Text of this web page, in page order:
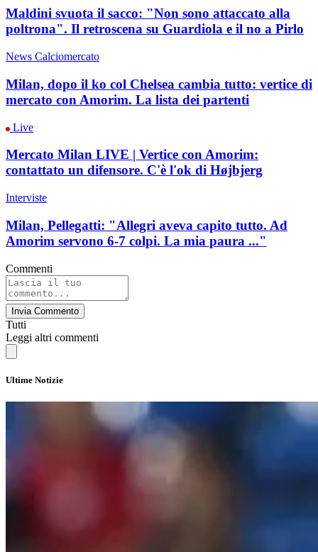
Maldini svuota il sacco: "Non sono attaccato alla
poltrona". Il retroscena su Guardiola e il no a Pirlo
News Calciomercato
Milan, dopo il ko col Chelsea cambia tutto: vertice di
mercato con Amorim. La lista dei partenti
Live
Mercato Milan LIVE | Vertice con Amorim:
contattato un difensore. C'è l'ok di Højbjerg
Interviste
Milan, Pellegatti: "Allegri aveva capito tutto. Ad
Amorim servono 6-7 colpi. La mia paura ..."
Commenti
Invia Commento
Tutti
Leggi altri commenti
Ultime Notizie